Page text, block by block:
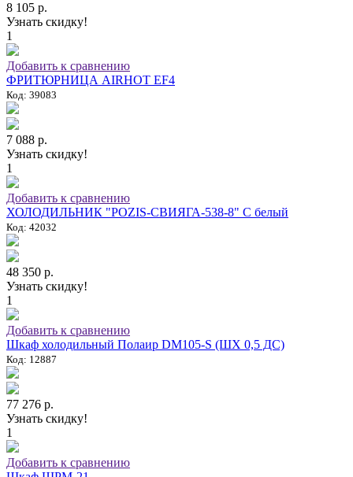
8 105 р.
Узнать скидку!
1
Добавить к сравнению
ФРИТЮРНИЦА AIRHOT EF4
Код: 39083
7 088 р.
Узнать скидку!
1
Добавить к сравнению
ХОЛОДИЛЬНИК "POZIS-СВИЯГА-538-8" C белый
Код: 42032
48 350 р.
Узнать скидку!
1
Добавить к сравнению
Шкаф холодильный Полаир DM105-S (ШХ 0,5 ДС)
Код: 12887
77 276 р.
Узнать скидку!
1
Добавить к сравнению